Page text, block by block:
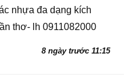
nhựa đa dạng kích
thơ- lh 0911082000
8 ngày trước 11:15